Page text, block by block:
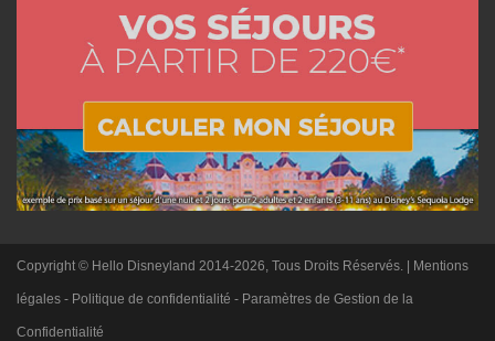
Copyright © Hello Disneyland 2014-2026, Tous Droits Réservés. | Mentions
légales - Politique de confidentialité - Paramètres de Gestion de la
Confidentialité